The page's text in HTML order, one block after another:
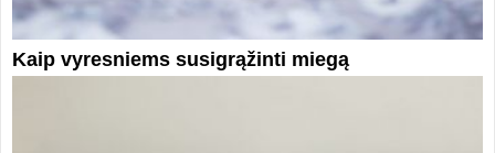
Kaip vyresniems susigrąžinti miegą